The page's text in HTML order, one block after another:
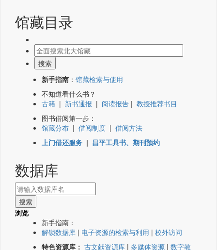
馆藏目录
新手指南 ： 馆藏检索与使用
不知道看什么书？
古籍 | 新书通报 | 阅读报告 | 教授推荐书目
图书借阅第一步：
馆藏分布 | 借阅制度 | 借阅方法
上门借还服务 | 昌平工具书、期刊预约
数据库
浏览
新手指南：
解锁数据库 | 电子资源的检索与利用 | 校外访问
特色资源库： 古文献资源库 | 多媒体资源 | 数字教